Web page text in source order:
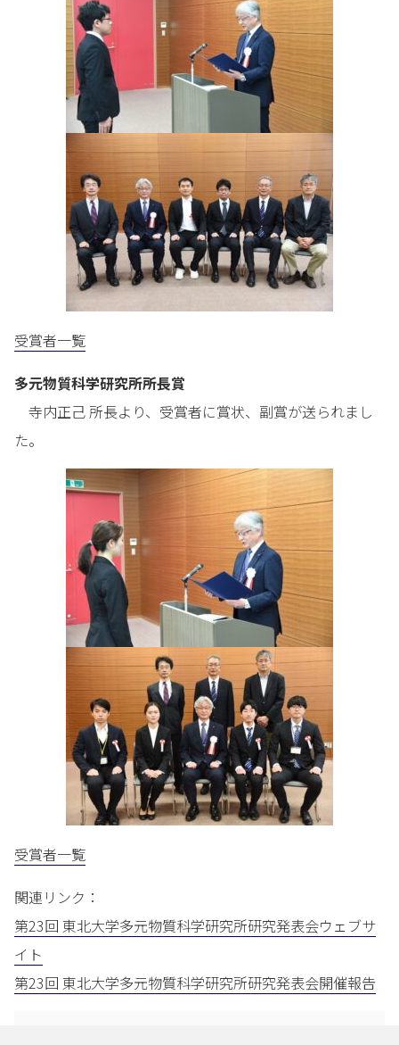
受賞者一覧
多元物質科学研究所所長賞
寺内正己 所長より、受賞者に賞状、副賞が送られまし
た。
受賞者一覧
関連リンク：
第23回 東北大学多元物質科学研究所研究発表会ウェブサ
イト
第23回 東北大学多元物質科学研究所研究発表会開催報告